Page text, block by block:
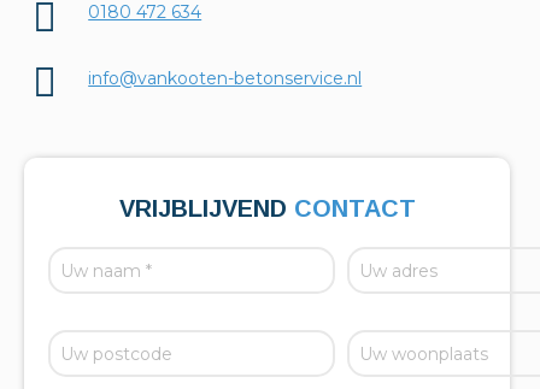
0180 472 634
info@vankooten-betonservice.nl
VRIJBLIJVEND CONTACT